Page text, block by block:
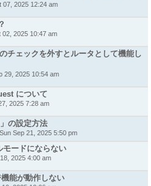
07, 2025 12:24 am
02, 2025 10:47 am
チェックを外すとルータとして機能し
29, 2025 10:54 am
について
2025 7:28 am
の設定方法
Sun Sep 21, 2025 5:50 pm
ードにならない
2025 4:00 am
能が動作しない